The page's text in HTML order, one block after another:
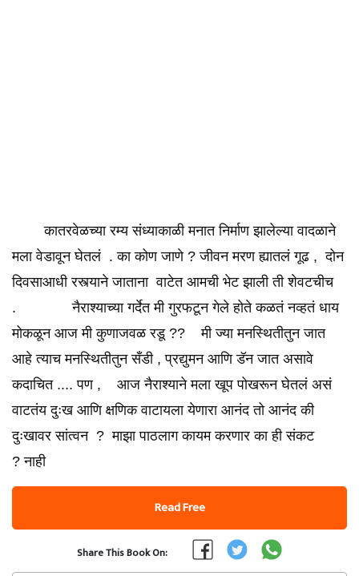
कातरवेळच्या रम्य संध्याकाळी मनात निर्माण झालेल्या वादळाने
मला वेडावून घेतलं . का कोण जाणे ? जीवन मरण ह्यातलं गूढ , दोन
दिवसाआधी रस्त्याने जाताना वाटेत आमची भेट झाली ती शेवटचीच
. नैराश्याच्या गर्देत मी गुरफटून गेले होते कळतं नव्हतं धाय
मोकळून आज मी कुणाजवळ रडू ?? मी ज्या मनस्थितीतुन जात
आहे त्याच मनस्थितीतुन सँडी , प्रद्युमन आणि डॅन जात असावे
कदाचित .... पण , आज नैराश्याने मला खूप पोखरून घेतलं असं
वाटतंय दुःख आणि क्षणिक वाटायला येणारा आनंद तो आनंद की
दुःखावर सांत्वन ? माझा पाठलाग कायम करणार का ही संकट
? नाही
Read Free
Share This Book On: